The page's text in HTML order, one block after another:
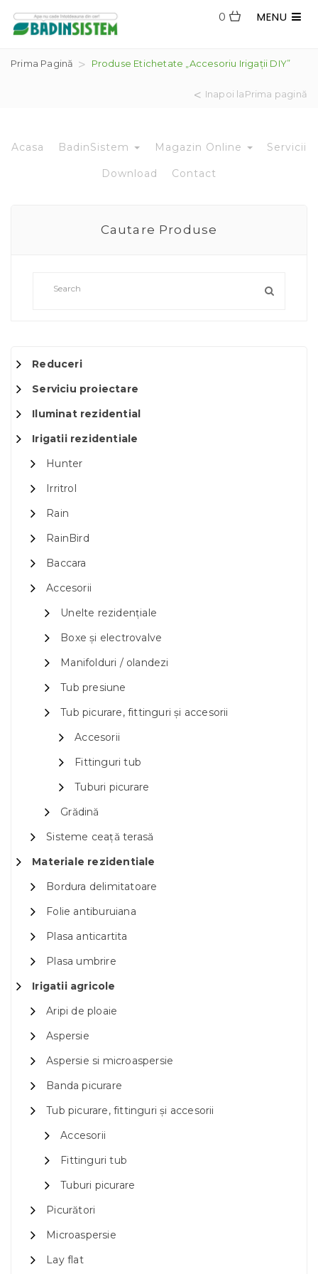
MENU
0
Prima Pagină Produse Etichetate „accesoriu Irigații DIY”
Inapoi laPrima pagină
Acasa BadinSistem Magazin Online Servicii
Download Contact
Cautare Produse
Reduceri
Serviciu proiectare
Iluminat rezidential
Irigatii rezidentiale
Hunter
Irritrol
Rain
RainBird
Baccara
Accesorii
Unelte rezidențiale
Boxe și electrovalve
Manifolduri / olandezi
Tub presiune
Tub picurare, fittinguri și accesorii
Accesorii
Fittinguri tub
Tuburi picurare
Grădină
Sisteme ceață terasă
Materiale rezidentiale
Bordura delimitatoare
Folie antiburuiana
Plasa anticartita
Plasa umbrire
Irigatii agricole
Aripi de ploaie
Aspersie
Aspersie si microaspersie
Banda picurare
Tub picurare, fittinguri și accesorii
Accesorii
Fittinguri tub
Tuburi picurare
Picurători
Microaspersie
Lay flat